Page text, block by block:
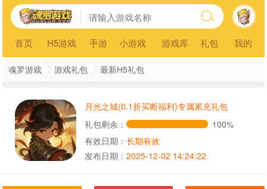
首页 H5游戏 手游 小游戏 游戏库 礼包 我的
魂罗游戏 游戏礼包 最新H5礼包
月光之城(0.1折买断福利)专属累充礼包
礼包剩余：
100%
有效日期： 长期有效
发布日期： 2025-12-02 14:24:22